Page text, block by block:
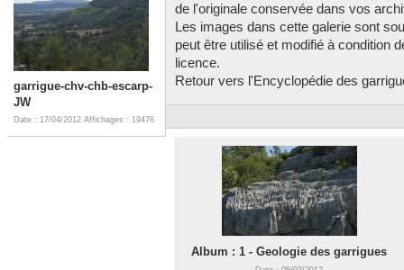
garrigue-chv-chb-escarp-
JW
Date : 17/04/2012 Affichages : 19476
de l'originale conservée dans vos
Les images dans cette galerie sont
peut être utilisé et modifié à condition
licence.
Retour vers l'Encyclopédie des
Album : 1 - Geologie des garrigues